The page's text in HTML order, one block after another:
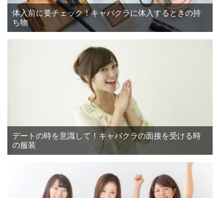
体入前に要チェック！キャバクラに体入するときの持
ち物
デートの時を意識して！キャバクラの面接を受ける時
の服装